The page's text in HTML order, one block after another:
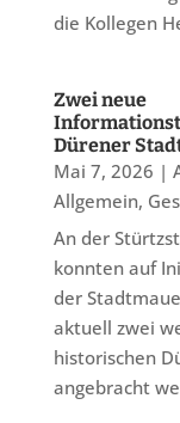
die Kollegen
Zwei neue
Dürener
Mai 7, 2026 |
Allgemein,
An der
konnten auf
der
aktuell zwei
historischen
angebracht